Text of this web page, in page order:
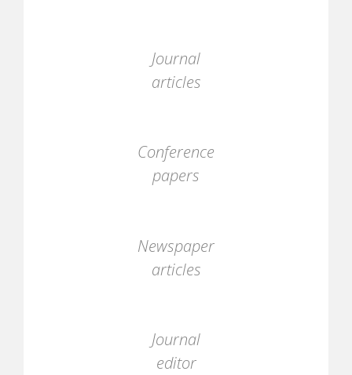
Journal
articles
Conference
papers
Newspaper
articles
Journal
editor